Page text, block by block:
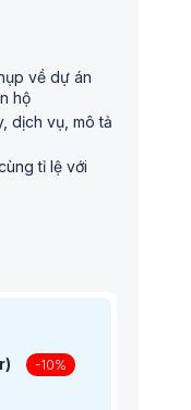
về dự án
hộ
dịch vụ, mô tả
tỉ lệ với
-10%